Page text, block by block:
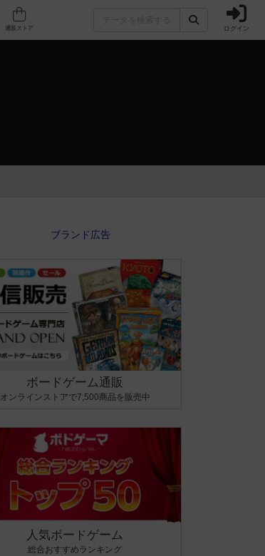
人気ボードゲーム ログイン
ボードゲーム通販
オンラインストアで7,500商品を販売中
人気ボードゲーム
総合おすすめランキング